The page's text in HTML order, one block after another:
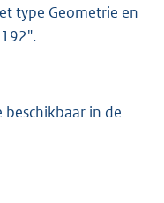
r
o
e
type Geometrie en
in de